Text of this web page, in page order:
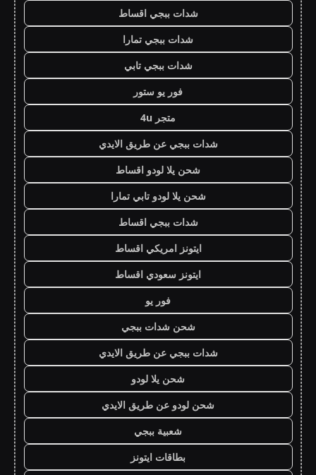
شدات ببجي اقساط
شدات ببجي تمارا
شدات ببجي تابي
فور يو ستور
متجر 4u
شدات ببجي عن طريق الايدي
شحن يلا لودو اقساط
شحن يلا لودو تابي تمارا
شدات ببجي اقساط
ايتونز امريكي اقساط
ايتونز سعودي اقساط
فور يو
شحن شدات ببجي
شدات ببجي عن طريق الايدي
شحن يلا لودو
شحن لودو عن طريق الايدي
شعبية ببجي
بطاقات ايتونز